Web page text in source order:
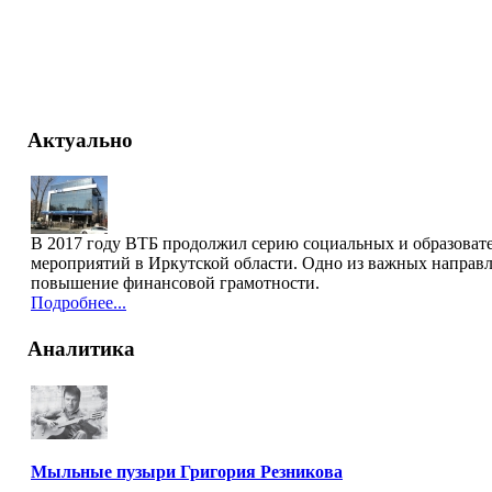
Актуально
В 2017 году ВТБ продолжил серию социальных и
мероприятий в Иркутской области. Одно из важных
повышение финансовой грамотности.
Подробнее...
Аналитика
Мыльные пузыри Григория Резникова